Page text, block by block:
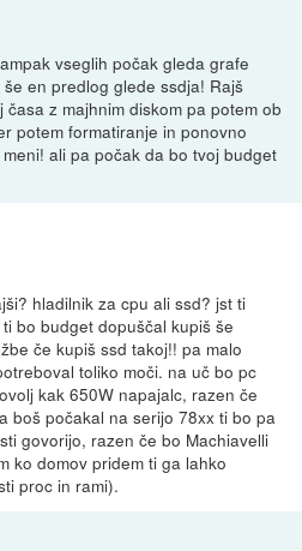
vseglih počak gleda grafe
en predlog glede ssdja! Rajš
z majhnim diskom pa potem ob
potem formatiranje in ponovno
ali pa počak da bo tvoj budget
hladilnik za cpu ali ssd? jst ti
bo budget dopuščal kupiš še
če kupiš ssd takoj!! pa malo
toliko moči. na uč bo pc
kak 650W napajalc, razen če
boš počakal na serijo 78xx ti bo pa
govorijo, razen če bo Machiavelli
ko domov pridem ti ga lahko
proc in rami).